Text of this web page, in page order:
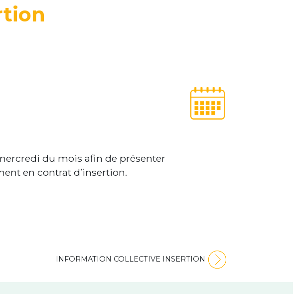
du mois afin de présenter
en contrat d’insertion.
INFORMATION COLLECTIVE INSERTION